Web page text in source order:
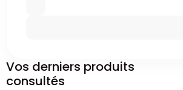
Vos derniers produits
consultés